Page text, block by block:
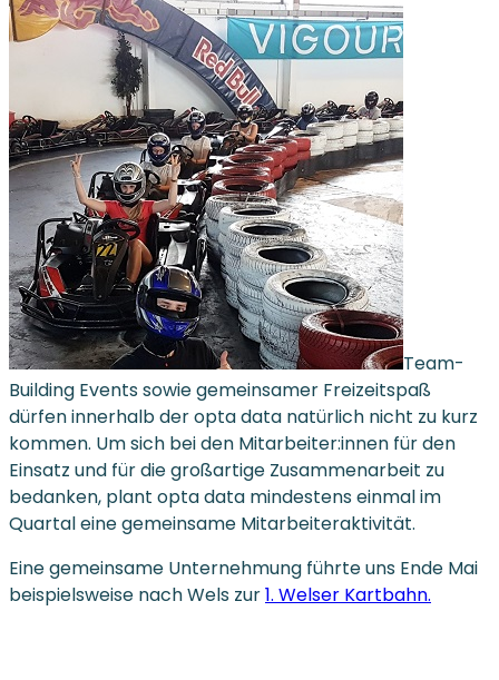
Team-
Building Events sowie gemeinsamer Freizeitspaß
dürfen innerhalb der opta data natürlich nicht zu kurz
kommen. Um sich bei den Mitarbeiter:innen für den
Einsatz und für die großartige Zusammenarbeit zu
bedanken, plant opta data mindestens einmal im
Quartal eine gemeinsame Mitarbeiteraktivität.
Eine gemeinsame Unternehmung führte uns Ende Mai
beispielsweise nach Wels zur1. Welser Kartbahn.